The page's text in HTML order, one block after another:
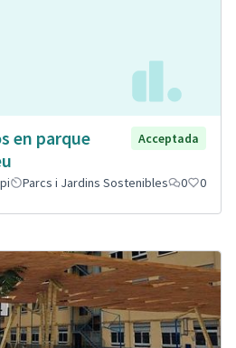
en parque
Acceptada
Parcs i Jardins Sostenibles 0 0